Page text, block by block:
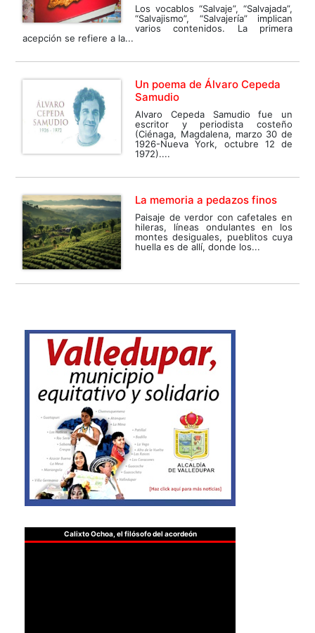
Los vocablos “Salvaje”, “Salvajada”,
“Salvajismo”, “Salvajería” implican
varios contenidos. La primera
acepción se refiere a la...
Un poema de Álvaro Cepeda
Samudio
Alvaro Cepeda Samudio fue un
escritor y periodista costeño
(Ciénaga, Magdalena, marzo 30 de
1926-Nueva York, octubre 12 de
1972)....
La memoria a pedazos finos
Paisaje de verdor con cafetales en
hileras, líneas ondulantes en los
montes desiguales, pueblitos cuya
huella es de allí, donde los...
Calixto Ochoa, el filósofo del acordeón